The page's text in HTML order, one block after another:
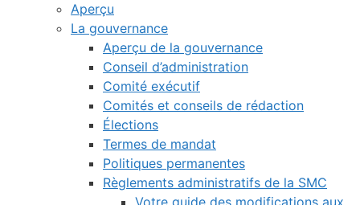
Aperçu
La gouvernance
Aperçu de la gouvernance
Conseil d’administration
Comité exécutif
Comités et conseils de rédaction
Élections
Termes de mandat
Politiques permanentes
Règlements administratifs de la SMC
Votre guide des modifications aux